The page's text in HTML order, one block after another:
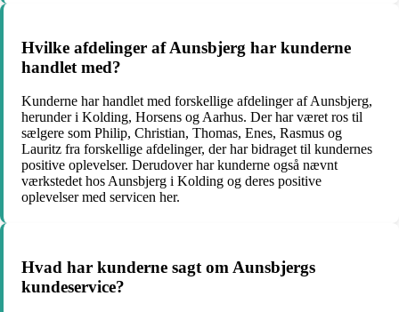
Hvilke afdelinger af Aunsbjerg har kunderne
handlet med?
Kunderne har handlet med forskellige afdelinger af Aunsbjerg,
herunder i Kolding, Horsens og Aarhus. Der har været ros til
sælgere som Philip, Christian, Thomas, Enes, Rasmus og
Lauritz fra forskellige afdelinger, der har bidraget til kundernes
positive oplevelser. Derudover har kunderne også nævnt
værkstedet hos Aunsbjerg i Kolding og deres positive
oplevelser med servicen her.
Hvad har kunderne sagt om Aunsbjergs
kundeservice?